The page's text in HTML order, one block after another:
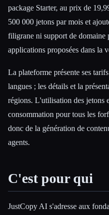
package Starter, au prix de
500 000 jetons par mois et
filigrane ni support de domaine
applications proposées dans la
La plateforme présente ses
langues ; les détails et la
régions. L'utilisation des jetons
consommation pour tous les
donc de la génération de
agents.
C'est pour qui
JustCopy AI s'adresse aux